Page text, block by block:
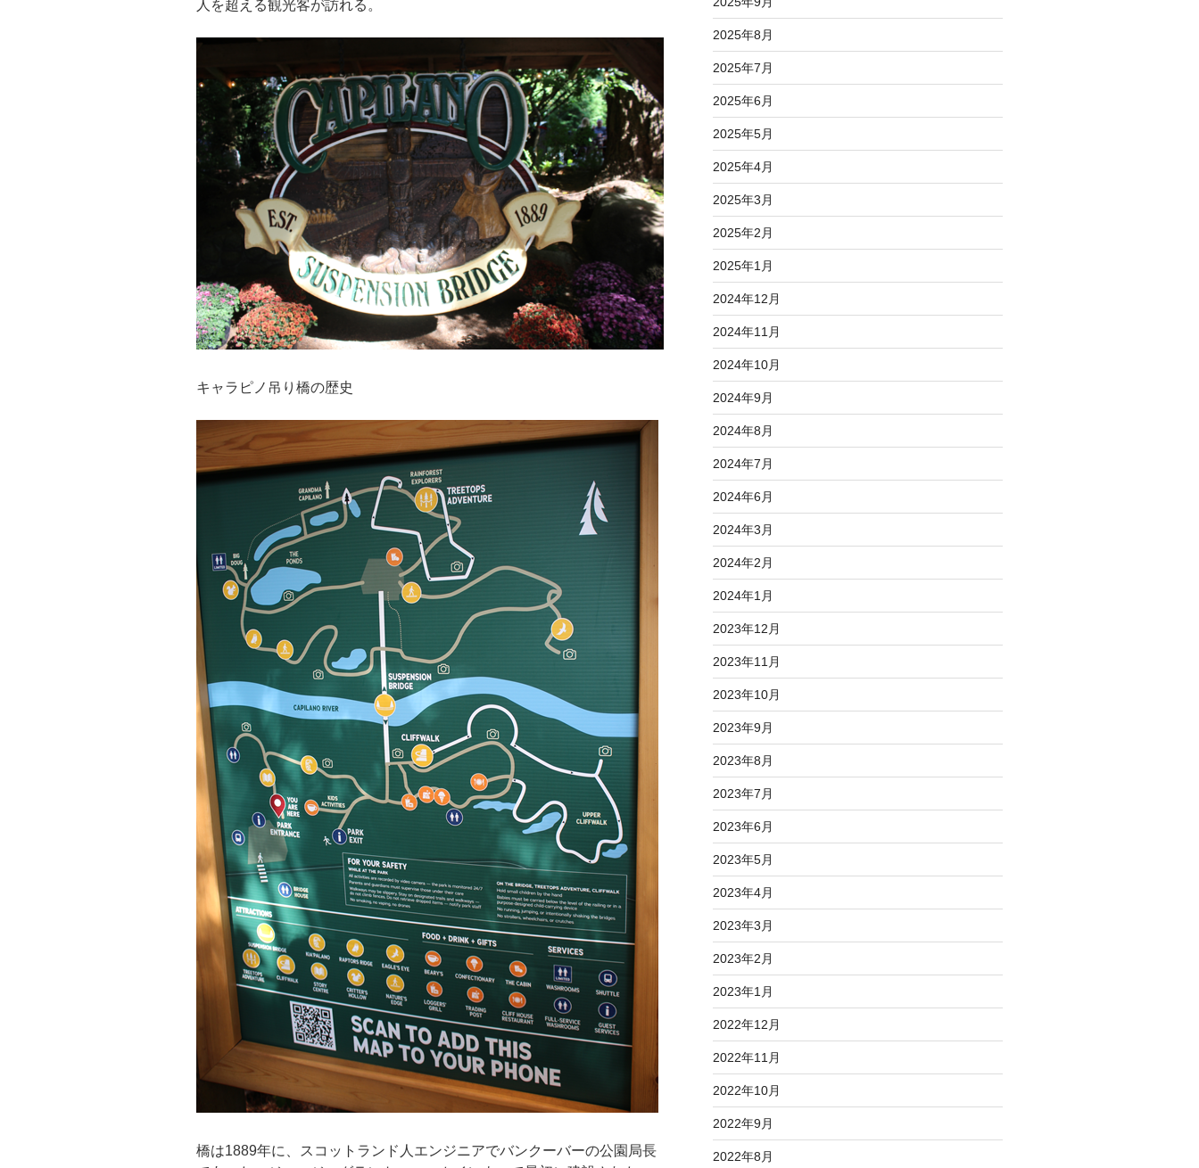
人を超える観光客が訪れる。
キャラピノ吊り橋の歴史
橋は1889年に、スコットランド人エンジニアでバンクーバーの公園局長
2025年8月
2025年7月
2025年6月
2025年5月
2025年4月
2025年3月
2025年2月
2025年1月
2024年12月
2024年11月
2024年10月
2024年9月
2024年8月
2024年7月
2024年6月
2024年3月
2024年2月
2024年1月
2023年12月
2023年11月
2023年10月
2023年9月
2023年8月
2023年7月
2023年6月
2023年5月
2023年4月
2023年3月
2023年2月
2023年1月
2022年12月
2022年11月
2022年10月
2022年9月
2022年8月